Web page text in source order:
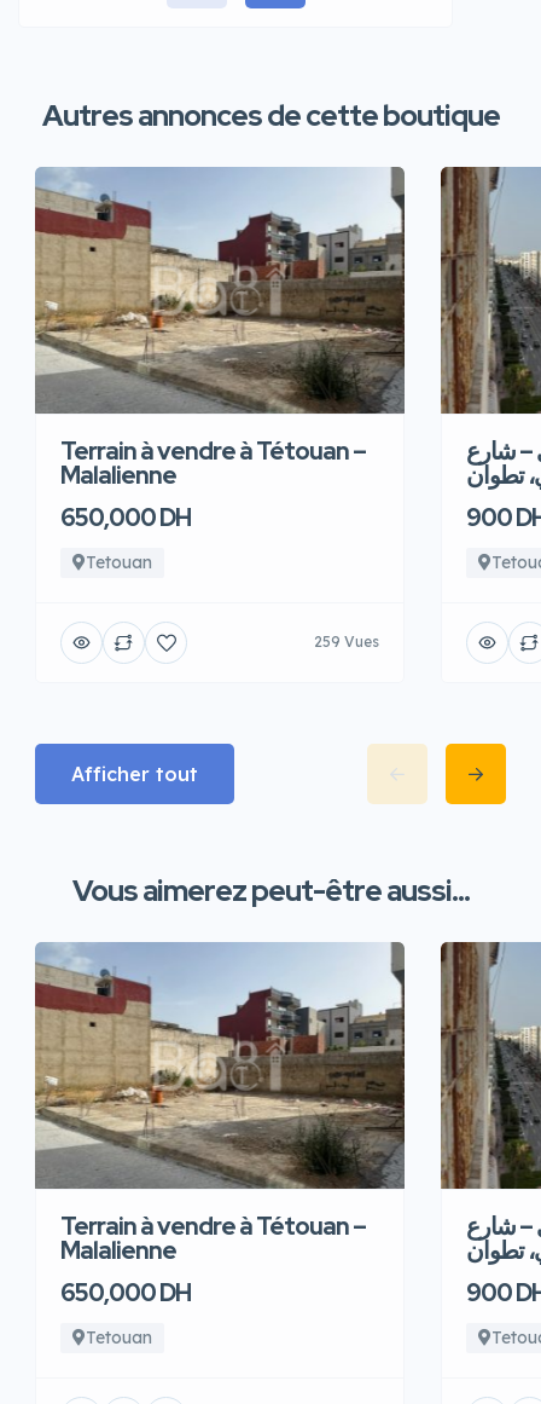
Autres annonces de cette boutique
Terrain à vendre à Tétouan –
Malalienne
650,000 DH
Tetouan
259 Vues
– شارع
تطوان
900
Afficher tout
Vous aimerez peut-être aussi...
Terrain à vendre à Tétouan –
Malalienne
650,000 DH
Tetouan
– شارع
تطوان
900